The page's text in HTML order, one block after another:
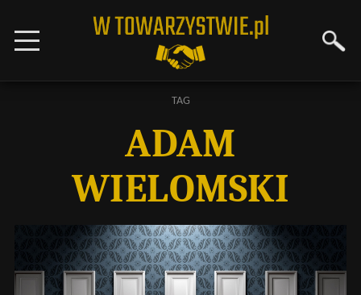
TAG
ADAM
WIELOMSKI